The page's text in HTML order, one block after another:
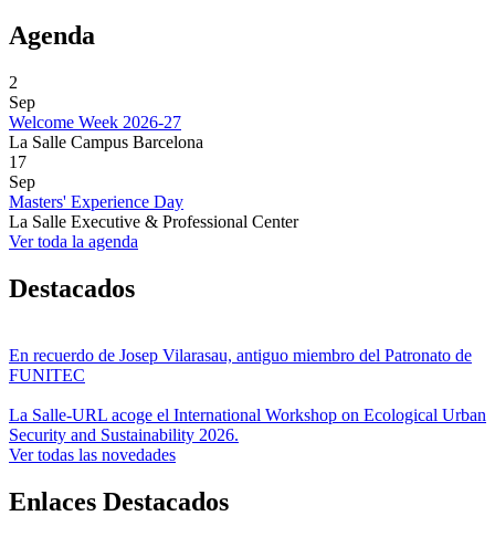
Agenda
2
Sep
Welcome Week 2026-27
La Salle Campus Barcelona
17
Sep
Masters' Experience Day
La Salle Executive & Professional Center
Ver toda la agenda
Destacados
En recuerdo de Josep Vilarasau, antiguo miembro del Patronato de
FUNITEC
La Salle-URL acoge el International Workshop on Ecological Urban
Security and Sustainability 2026.
Ver todas las novedades
Enlaces Destacados